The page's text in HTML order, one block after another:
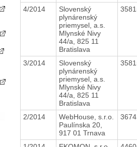
4/2014
Slovenský
plynárenský
priemysel, a.s.
Mlynské Nivy
44/a, 825 11
Bratislava
3/2014
Slovenský
plynárenský
priemysel, a.s.
Mlynské Nivy
44/a, 825 11
Bratislava
2/2014
WebHouse, s.r.o.
Paulínska 20,
917 01 Trnava